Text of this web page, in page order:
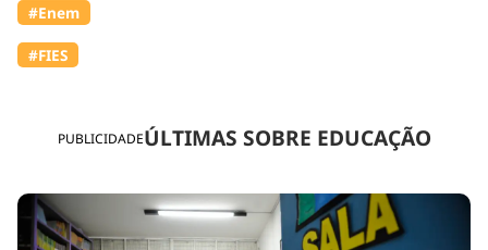
PUBLICIDADEÚLTIMAS SOBRE EDUCAÇÃO
#Enem
#FIES